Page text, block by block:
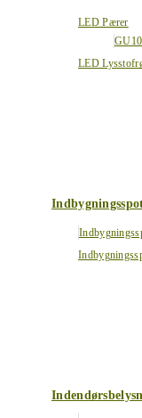
LED Pærer
LED